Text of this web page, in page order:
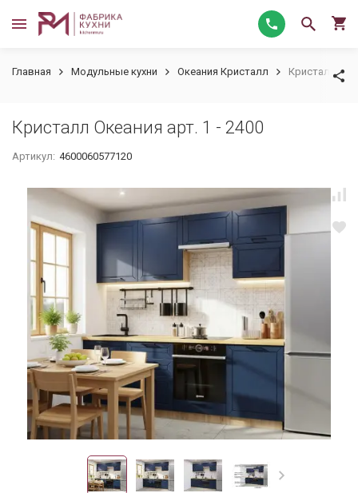
Главная Модульные кухни Океания Кристалл Кристалл
Кристалл Океания арт. 1 - 2400
Артикул: 4600060577120